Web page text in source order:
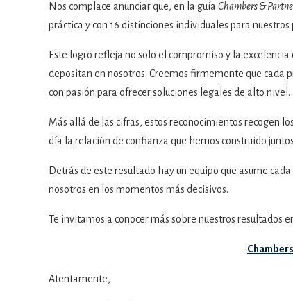
Nos complace anunciar que, en la guía Chambers &
práctica y con 16 distinciones individuales para nuestros
Este logro refleja no solo el compromiso y la
depositan en nosotros. Creemos firmemente que cada
con pasión para ofrecer soluciones legales de alto nivel.
Más allá de las cifras, estos reconocimientos recogen
día la relación de confianza que hemos construido
Detrás de este resultado hay un equipo que asume
nosotros en los momentos más decisivos.
Te invitamos a conocer más sobre nuestros resultados
Atentamente,